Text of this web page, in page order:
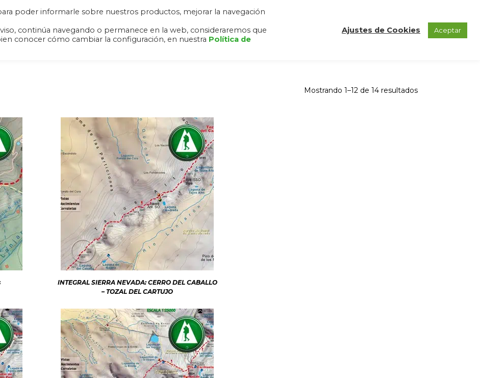
SIERRA NEVADA ALHAMBRA Y GENERALIFE RUTAS CONTACTO
Mostrando 1–12 de 14 resultados
INTEGRAL SIERRA NEVADA: CERRO DEL CABALLO
– TOZAL DEL CARTUJO
poder informarle sobre nuestros productos, mejorar la navegación
continúa navegando o permanece en la web, consideraremos que
conocer cómo cambiar la configuración, en nuestra Política de
Ajustes de Cookies Aceptar